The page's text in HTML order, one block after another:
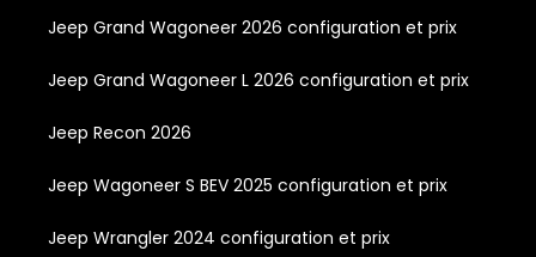
Jeep Grand Wagoneer 2026 configuration et prix
Jeep Grand Wagoneer L 2026 configuration et prix
Jeep Recon 2026
Jeep Wagoneer S BEV 2025 configuration et prix
Jeep Wrangler 2024 configuration et prix